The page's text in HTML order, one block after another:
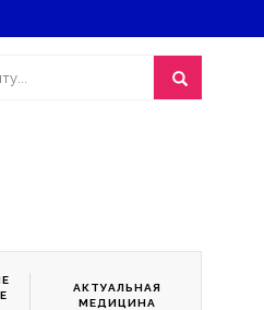
АКТУАЛЬНАЯ
МЕДИЦИНА